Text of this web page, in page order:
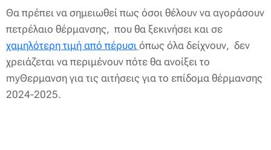
Θα πρέπει να σημειωθεί πως όσοι θέλουν να αγοράσουν
πετρέλαιο θέρμανσης, που θα ξεκινήσει και σε
χαμηλότερη τιμή από πέρυσι όπως όλα δείχνουν, δεν
χρειάζεται να περιμένουν πότε θα ανοίξει το
myΘερμανση για τις αιτήσεις για το επίδομα θέρμανσης
2024-2025.